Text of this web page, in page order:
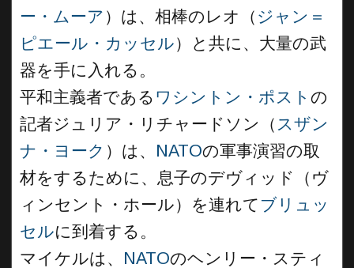
ー・ムーア ）は、相棒のレオ（ ジャン＝
ピエール・カッセル）と共に、大量の武
器を手に入れる。
平和主義者である ワシントン・ポスト の
記者ジュリア・リチャードソン（ スザン
ナ・ヨーク ）は、 NATOの軍事演習の取
材をするために、息子のデヴィッド（ヴ
ィンセント・ホール）を連れて ブリュッ
セルに到着する。
マイケルは、 NATOのヘンリー・スティ